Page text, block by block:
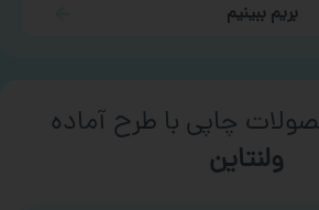
بریم ببینیم
چاپی با طرح آماده
ورزشی